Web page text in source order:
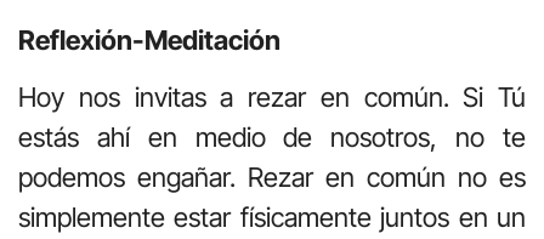
Reflexión-Meditación
Hoy nos invitas a rezar en común. Si Tú
estás ahí en medio de nosotros, no te
podemos engañar. Rezar en común no es
simplemente estar físicamente juntos en un